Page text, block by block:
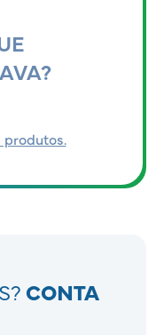
produtos.
CONTA